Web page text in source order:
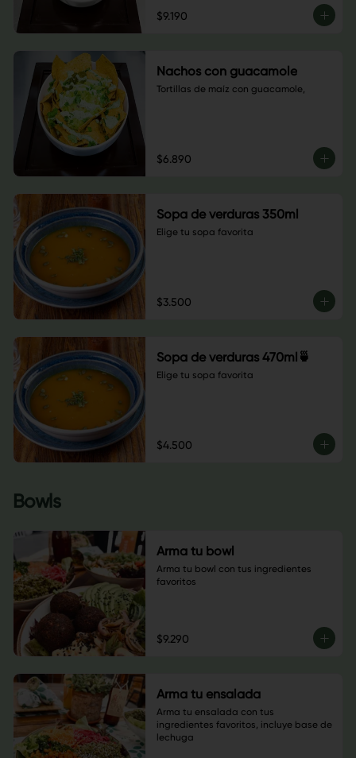
$9.190
Nachos con guacamole
Tortillas de maíz con guacamole,
$6.890
Sopa de verduras 350ml
Elige tu sopa favorita
$3.500
Sopa de verduras 470ml🍵
Elige tu sopa favorita
$4.500
Bowls
Arma tu bowl
Arma tu bowl con tus ingredientes
favoritos
$9.290
Arma tu ensalada
Arma tu ensalada con tus
ingredientes favoritos, incluye base de
lechuga